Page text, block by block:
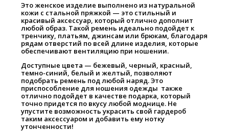
Это женское изделие выполнено из натуральной
кожи с стальной пряжкой — это стильный и
красивый аксессуар, который отлично дополнит
любой образ. Такой ремень идеально подойдет к
тренчику, платьям, джинсам или брюкам, благодаря
рядам отверстий по всей длине изделия, которые
обеспечивают вентиляцию при ношении.
Доступные цвета — бежевый, черный, красный,
темно-синий, белый и желтый, позволяют
подобрать ремень под любой наряд. Это
приспособление для ношения одежды также
отлично подойдет в качестве подарка, который
точно придется по вкусу любой моднице. Не
упустите возможность украсить свой гардероб
таким аксессуаром и добавить ему нотку
утонченности!